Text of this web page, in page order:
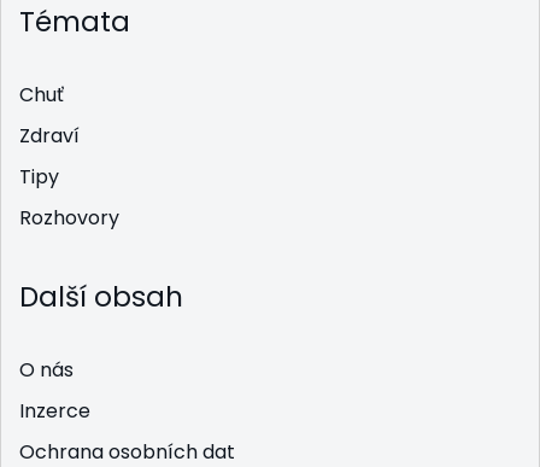
Témata
Chuť
Zdraví
Tipy
Rozhovory
Další obsah
O nás
Inzerce
Ochrana osobních dat